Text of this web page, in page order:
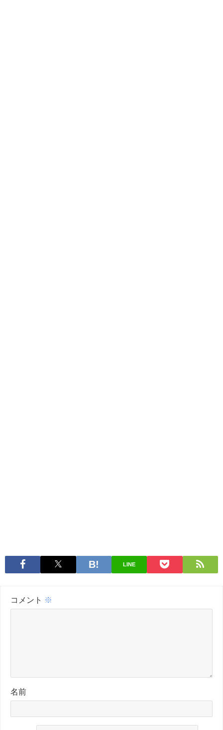
LINE
コメント ※
名前